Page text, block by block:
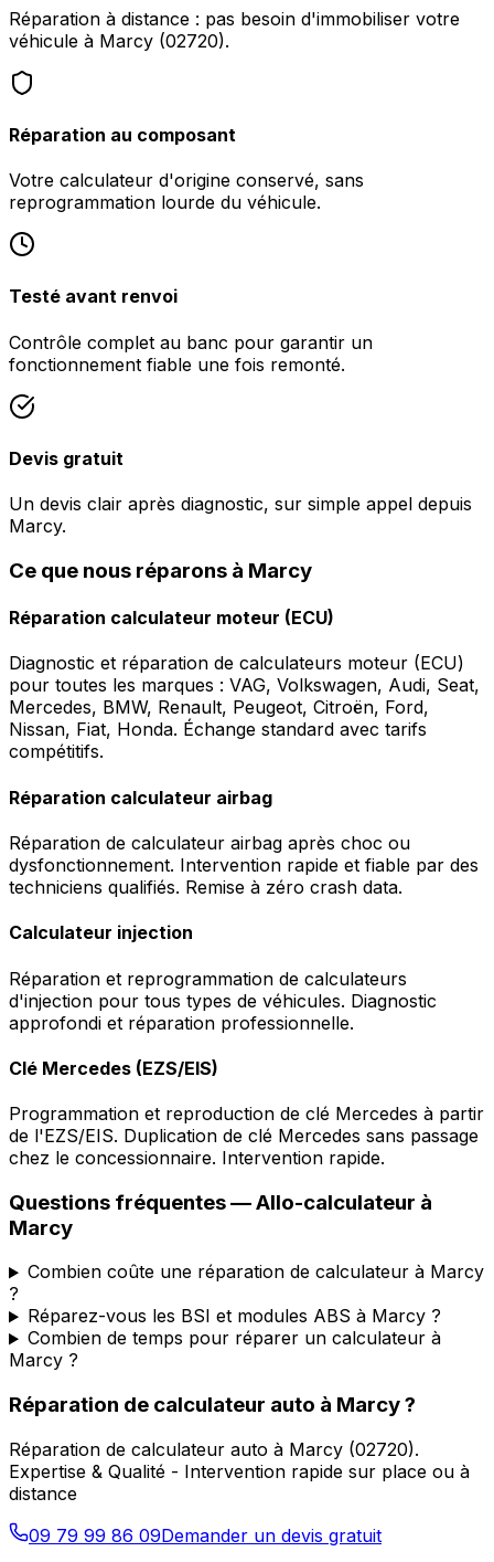
Réparation à distance : pas besoin d'immobiliser votre
véhicule à Marcy (02720).
Réparation au composant
Votre calculateur d'origine conservé, sans
reprogrammation lourde du véhicule.
Testé avant renvoi
Contrôle complet au banc pour garantir un
fonctionnement fiable une fois remonté.
Devis gratuit
Un devis clair après diagnostic, sur simple appel depuis
Marcy.
Ce que nous réparons à Marcy
Réparation calculateur moteur (ECU)
Diagnostic et réparation de calculateurs moteur (ECU)
pour toutes les marques : VAG, Volkswagen, Audi, Seat,
Mercedes, BMW, Renault, Peugeot, Citroën, Ford,
Nissan, Fiat, Honda. Échange standard avec tarifs
compétitifs.
Réparation calculateur airbag
Réparation de calculateur airbag après choc ou
dysfonctionnement. Intervention rapide et fiable par des
techniciens qualifiés. Remise à zéro crash data.
Calculateur injection
Réparation et reprogrammation de calculateurs
d'injection pour tous types de véhicules. Diagnostic
approfondi et réparation professionnelle.
Clé Mercedes (EZS/EIS)
Programmation et reproduction de clé Mercedes à partir
de l'EZS/EIS. Duplication de clé Mercedes sans passage
chez le concessionnaire. Intervention rapide.
Questions fréquentes —Allo-calculateur à
Marcy
Combien coûte une réparation de calculateur à Marcy
?
Réparez-vous les BSI et modules ABS à Marcy ?
Combien de temps pour réparer un calculateur à
Marcy ?
Réparation de calculateur auto à Marcy?
Réparation de calculateur auto à Marcy (02720).
Expertise & Qualité - Intervention rapide sur place ou à
distance
09 79 99 86 09Demander un devis gratuit